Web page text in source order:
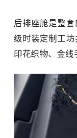
后排座舱是整
级时装定制工
印花织物、金线